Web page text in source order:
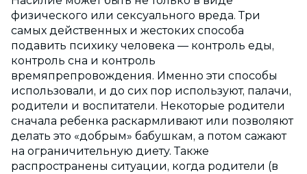
физического или сексуального вреда. Три
самых действенных и жестоких способа
подавить психику человека — контроль еды,
контроль сна и контроль
времяпрепровождения. Именно эти способы
использовали, и до сих пор используют, палачи,
родители и воспитатели. Некоторые родители
сначала ребенка раскармливают или позволяют
делать это «добрым» бабушкам, а потом сажают
на ограничительную диету. Также
распространены ситуации, когда родители (в